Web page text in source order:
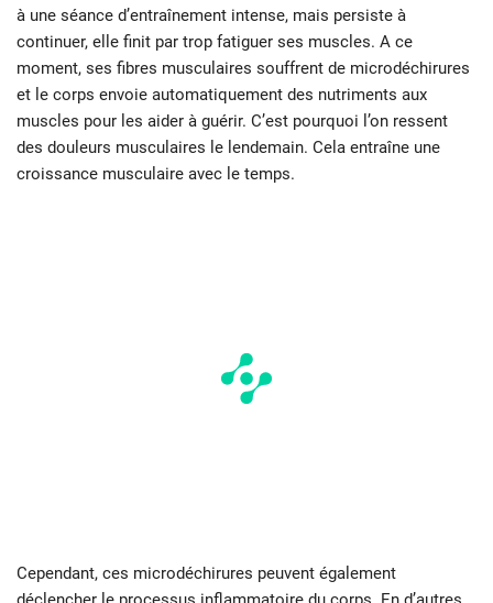
à une séance d’entraînement intense, mais persiste à
continuer, elle finit par trop fatiguer ses muscles. A ce
moment, ses fibres musculaires souffrent de microdéchirures
et le corps envoie automatiquement des nutriments aux
muscles pour les aider à guérir. C’est pourquoi l’on ressent
des douleurs musculaires le lendemain. Cela entraîne une
croissance musculaire avec le temps.
Cependant, ces microdéchirures peuvent également